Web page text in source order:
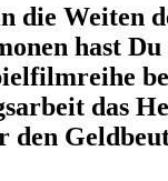
die Weiten
hast
das
den